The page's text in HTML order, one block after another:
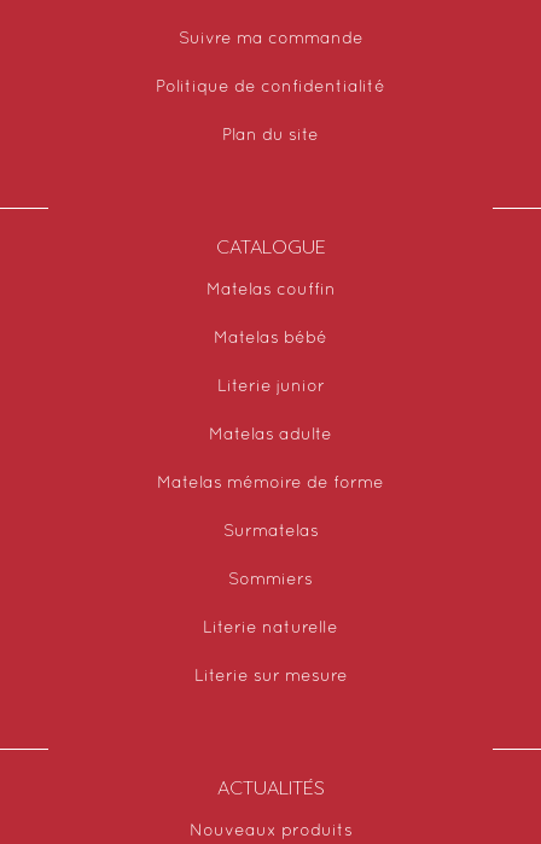
Suivre ma commande
Politique de confidentialité
Plan du site
CATALOGUE
Matelas couffin
Matelas bébé
Literie junior
Matelas adulte
Matelas mémoire de forme
Surmatelas
Sommiers
Literie naturelle
Literie sur mesure
ACTUALITÉS
Nouveaux produits